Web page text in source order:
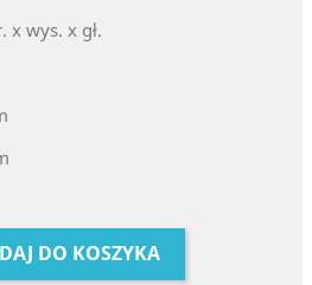
wys. x gł.
DO KOSZYKA